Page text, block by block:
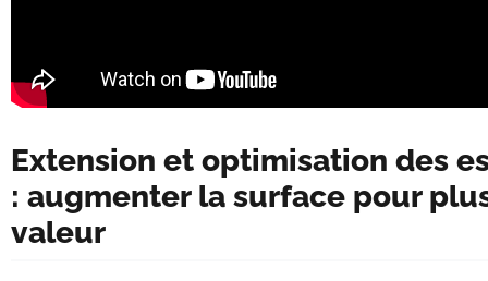
Extension et optimisation des
: augmenter la surface pour
valeur